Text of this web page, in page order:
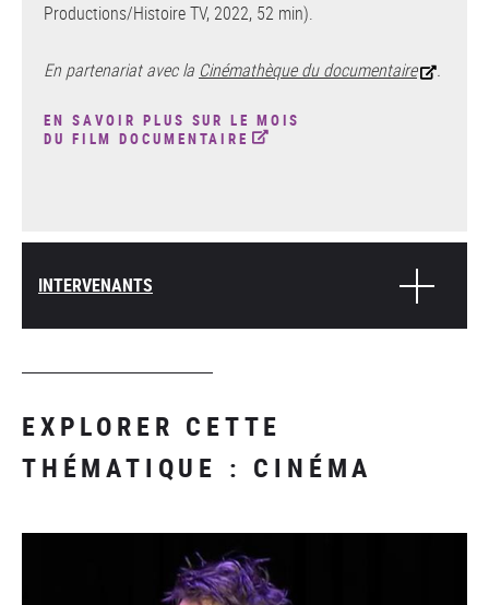
Productions/Histoire TV, 2022, 52 min).
En partenariat avec la Cinémathèque du documentaire .
EN SAVOIR PLUS SUR LE MOIS
DU FILM DOCUMENTAIRE
INTERVENANTS
EXPLORER CETTE
THÉMATIQUE : CINÉMA